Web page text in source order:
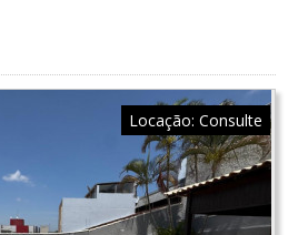
Locação: Consulte